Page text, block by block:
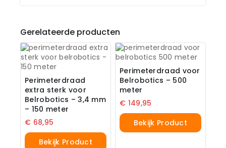
Gerelateerde producten
Perimeterdraad
extra sterk voor
Belrobotics – 3,4 mm
– 150 meter
€ 68,95
Bekijk Product
Perimeterdraad voor
Belrobotics – 500
meter
€ 149,95
Bekijk Product